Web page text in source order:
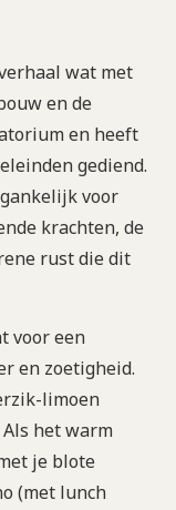
wat met
en de
en heeft
gediend.
voor
krachten, de
rust die dit
voor een
en zoetigheid.
limoen
Als het warm
je blote
(met lunch